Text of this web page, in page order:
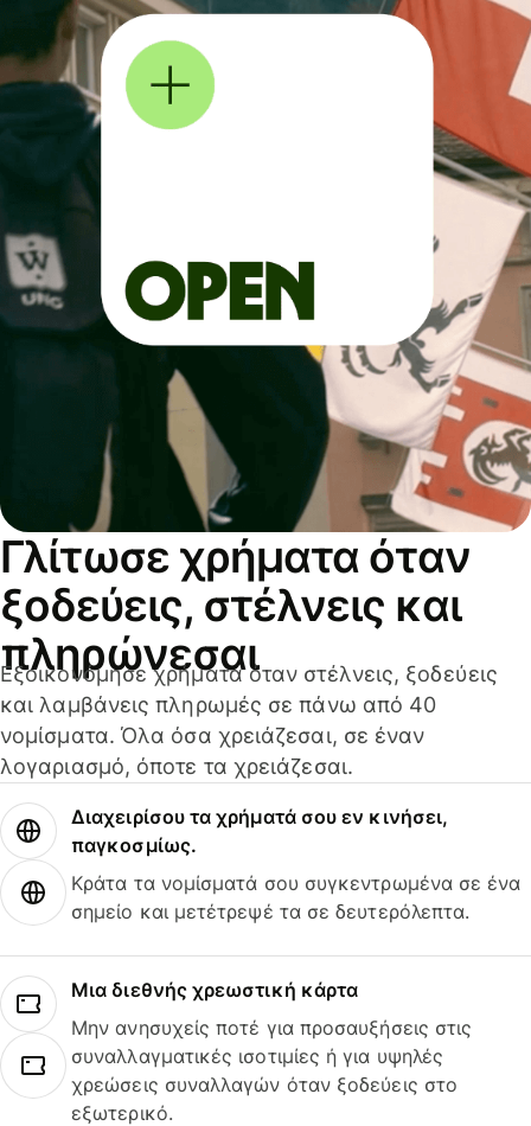
Γλίτωσε χρήματα όταν
ξοδεύεις, στέλνεις και
πληρώνεσαι
Εξοικονόμησε χρήματα όταν στέλνεις, ξοδεύεις
και λαμβάνεις πληρωμές σε πάνω από 40
νομίσματα. Όλα όσα χρειάζεσαι, σε έναν
λογαριασμό, όποτε τα χρειάζεσαι.
Διαχειρίσου τα χρήματά σου εν κινήσει,
παγκοσμίως.
Κράτα τα νομίσματά σου συγκεντρωμένα σε ένα
σημείο και μετέτρεψέ τα σε δευτερόλεπτα.
Μια διεθνής χρεωστική κάρτα
Μην ανησυχείς ποτέ για προσαυξήσεις στις
συναλλαγματικές ισοτιμίες ή για υψηλές
χρεώσεις συναλλαγών όταν ξοδεύεις στο
εξωτερικό.